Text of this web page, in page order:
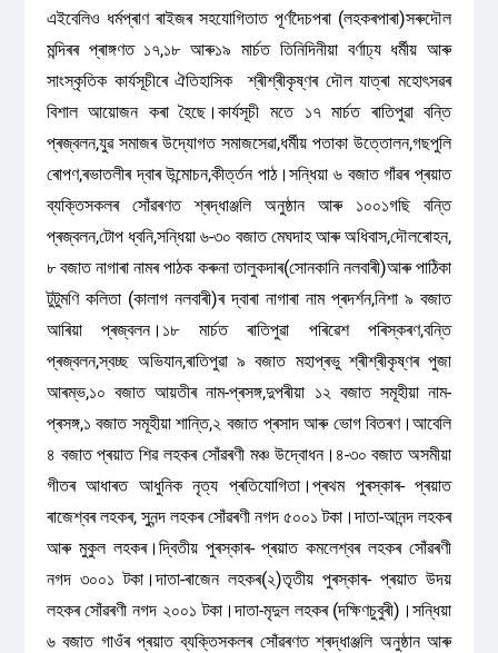
এইবেলিও ধৰ্মপ্ৰাণ ৰাইজৰ সহযোগিতাত পূৰ্ণদৈচপৰা (লহকৰপাৰা)সৰুদৌল
মন্দিৰৰ প্ৰাঙ্গণত ১৭,১৮ আৰু১৯ মাৰ্চত তিনিদিনীয়া বৰ্ণাঢ্য ধৰ্মীয় আৰু
সাংস্কৃতিক কাৰ্যসূচীৰে ঐতিহাসিক শ্ৰীশ্ৰীকৃষ্ণৰ দৌল যাত্ৰা মহোৎসৱৰ
বিশাল আয়োজন কৰা হৈছে।কাৰ্যসূচী মতে ১৭ মাৰ্চত ৰাতিপুৱা বন্তি
প্ৰজ্বলন,যুৱ সমাজৰ উদ্যোগত সমাজসেৱা,ধৰ্মীয় পতাকা উত্তোলন,গছপুলি
ৰোপণ,ৰভাতলীৰ দ্বাৰ উন্মোচন,কীৰ্ত্তন পাঠ।সন্ধিয়া ৬ বজাত গাঁৱৰ প্ৰয়াত
ব্যক্তিসকলৰ সোঁৱৰণত শ্ৰদ্ধাঞ্জলি অনুষ্ঠান আৰু ১০০১গছি বন্তি
প্ৰজ্বলন,টোপ ধ্বনি,সন্ধিয়া ৬-৩০ বজাত মেঘদাহ আৰু অধিবাস,দৌলৰোহন,
৮ বজাত নাগাৰা নামৰ পাঠক কৰুনা তালুকদাৰ(সোনকানি নলবাৰী)আৰু পাঠিকা
টুটুমণি কলিতা (কালাগ নলবাৰী)ৰ দ্বাৰা নাগাৰা নাম প্ৰদৰ্শন,নিশা ৯ বজাত
আৰিয়া প্ৰজ্বলন।১৮ মাৰ্চত ৰাতিপুৱা পৰিৱেশ পৰিস্কৰণ,বন্তি
প্ৰজ্বলন,স্বচ্ছ অভিযান,ৰাতিপুৱা ৯ বজাত মহাপ্ৰভু শ্ৰীশ্ৰীকৃষ্ণৰ পুজা
আৰম্ভ,১০ বজাত আয়তীৰ নাম-প্ৰসঙ্গ,দুপৰীয়া ১২ বজাত সমূহীয়া নাম-
প্ৰসঙ্গ,১ বজাত সমূহীয়া শান্তি,২ বজাত প্ৰসাদ আৰু ভোগ বিতৰণ।আবেলি
৪ বজাত প্ৰয়াত শিৱ লহকৰ সোঁৱৰণী মঞ্চ উদ্বোধন।৪-৩০ বজাত অসমীয়া
গীতৰ আধাৰত আধুনিক নৃত্য প্ৰতিযোগিতা।প্ৰথম পুৰস্কাৰ- প্ৰয়াত
ৰাজেশ্বৰ লহকৰ, সুনন্দ লহকৰ সোঁৱৰণী নগদ ৫০০১ টকা।দাতা-আনন্দ লহকৰ
আৰু মুকুল লহকৰ।দ্বিতীয় পুৰস্কাৰ- প্ৰয়াত কমলেশ্বৰ লহকৰ সোঁৱৰণী
নগদ ৩০০১ টকা।দাতা-ৰাজেন লহকৰ(২)তৃতীয় পুৰস্কাৰ- প্ৰয়াত উদয়
লহকৰ সোঁৱৰণী নগদ ২০০১ টকা।দাতা-মৃদুল লহকৰ (দক্ষিণচুবুৰী)।সন্ধিয়া
৬ বজাত গাওঁৰ প্ৰয়াত ব্যক্তিসকলৰ সোঁৱৰণত শ্ৰদ্ধাঞ্জলি অনুষ্ঠান আৰু